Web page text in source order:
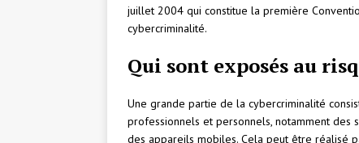
juillet 2004 qui constitue la première
cybercriminalité.
Qui sont exposés au
Une grande partie de la cybercriminalité
professionnels et personnels, notamment des
des appareils mobiles. Cela peut être réalisé